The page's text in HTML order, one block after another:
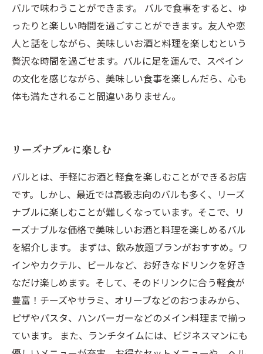
バルで味わうことができます。 バルで食事をすると、ゆ
ったりと楽しい時間を過ごすことができます。友人や恋
人と話をしながら、美味しいお酒と料理を楽しむという
贅沢な時間を過ごせます。バルに足を運んで、スペイン
の文化を感じながら、美味しい食事を楽しんだら、心も
体も満たされること間違いありません。
リーズナブルに楽しむ
バルとは、手軽にお酒と軽食を楽しむことができるお店
です。しかし、最近では高級志向のバルも多く、リーズ
ナブルに楽しむことが難しくなっています。そこで、リ
ーズナブルな価格で美味しいお酒と料理を楽しめるバル
を紹介します。 まずは、飲み放題プランがおすすめ。ワ
インやカクテル、ビールなど、お好きなドリンクを好き
なだけ楽しめます。そして、そのドリンクに合う軽食が
豊富！チーズやサラミ、オリーブなどのおつまみから、
ピザやパスタ、ハンバーガーなどのメイン料理まで揃っ
ています。 また、ランチタイムには、ビジネスマンにも